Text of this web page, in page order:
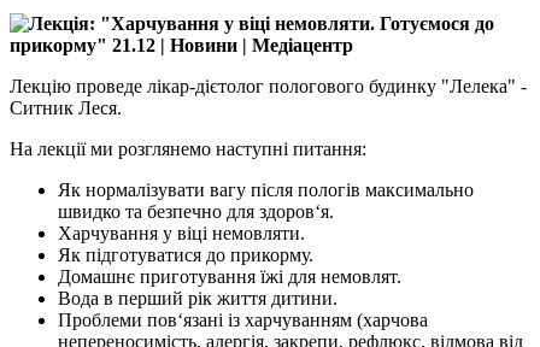
Лекцію проведе лікар-дієтолог пологового будинку "Лелека" -
Ситник Леся.
На лекції ми розглянемо наступні питання:
Як нормалізувати вагу після пологів максимально
швидко та безпечно для здоров‘я.
Харчування у віці немовляти.
Як підготуватися до прикорму.
Домашнє приготування їжі для немовлят.
Вода в перший рік життя дитини.
Проблеми пов‘язані із харчуванням (харчова
непереносимість, алергія, закрепи, рефлюкс, відмова від